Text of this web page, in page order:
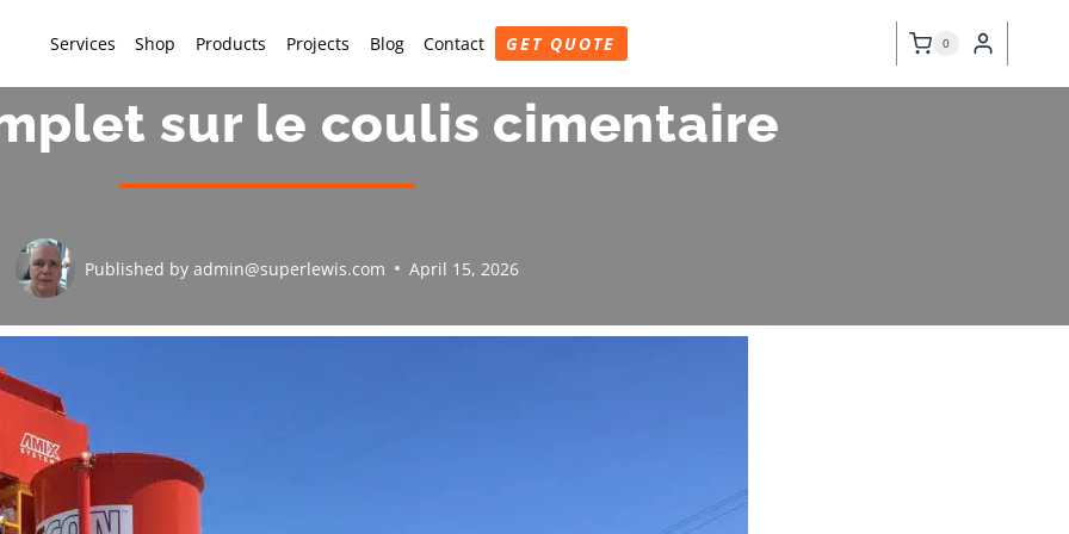
Services Shop Products Projects Blog Contact GET QUOTE 0
sur le coulis cimentaire
Published by admin@superlewis.com April 15, 2026